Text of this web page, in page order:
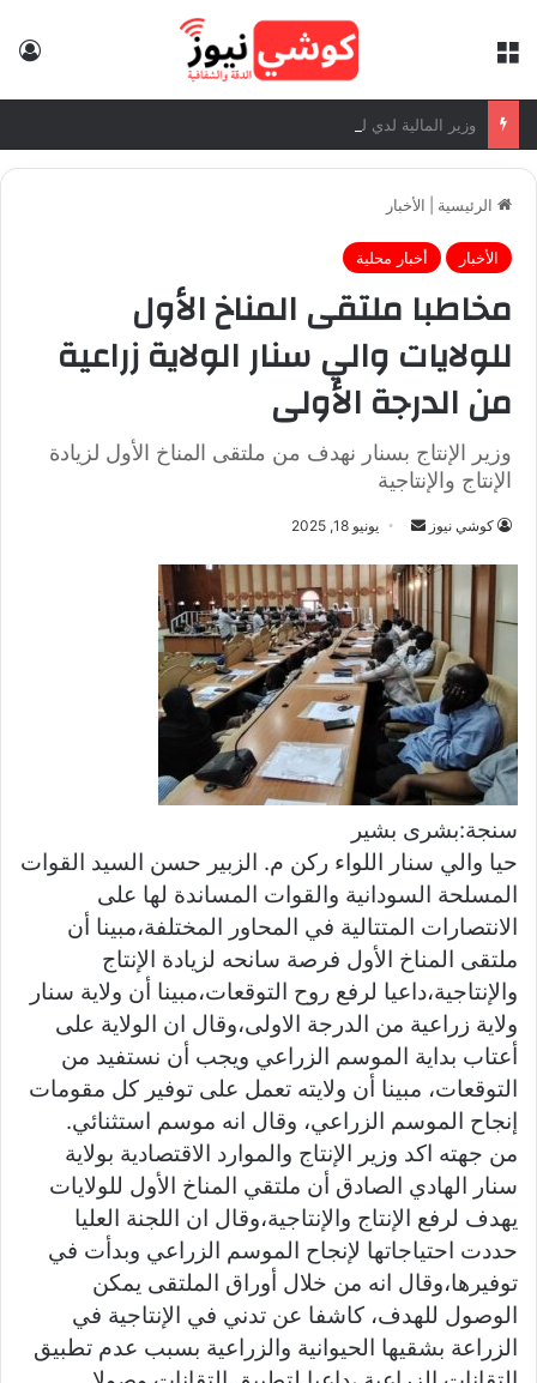
وزير المالية لدي لقائه منظمات الامم المتحدة العاملة بالخرطوم.
الرئيسية الأخبار
الأخبار أخبار محلية
مخاطبا ملتقى المناخ الأول
للولايات والي سنار الولاية زراعية
من الدرجة الأولى
وزير الإنتاج بسنار نهدف من ملتقى المناخ الأول لزيادة
الإنتاج والإنتاجية
كوشي نيوز
س
ل
ب
ر
ي
د
ا
إ
ك
ت
ر
و
ن
ي
يونيو 18, 2025
سنجة:بشرى بشير
حيا والي سنار اللواء ركن م. الزبير حسن السيد القوات
المسلحة السودانية والقوات المساندة لها على
الانتصارات المتتالية في المحاور المختلفة،مبينا أن
ملتقى المناخ الأول فرصة سانحه لزيادة الإنتاج
والإنتاجية،داعيا لرفع روح التوقعات،مبينا أن ولاية سنار
ولاية زراعية من الدرجة الاولى،وقال ان الولاية على
أعتاب بداية الموسم الزراعي ويجب أن نستفيد من
التوقعات، مبينا أن ولايته تعمل على توفير كل مقومات
إنجاح الموسم الزراعي، وقال انه موسم استثنائي.
من جهته اكد وزير الإنتاج والموارد الاقتصادية بولاية
سنار الهادي الصادق أن ملتقي المناخ الأول للولايات
يهدف لرفع الإنتاج والإنتاجية،وقال ان اللجنة العليا
حددت احتياجاتها لإنجاح الموسم الزراعي وبدأت في
توفيرها،وقال انه من خلال أوراق الملتقى يمكن
الوصول للهدف، كاشفا عن تدني في الإنتاجية في
الزراعة بشقيها الحيوانية والزراعية بسبب عدم تطبيق